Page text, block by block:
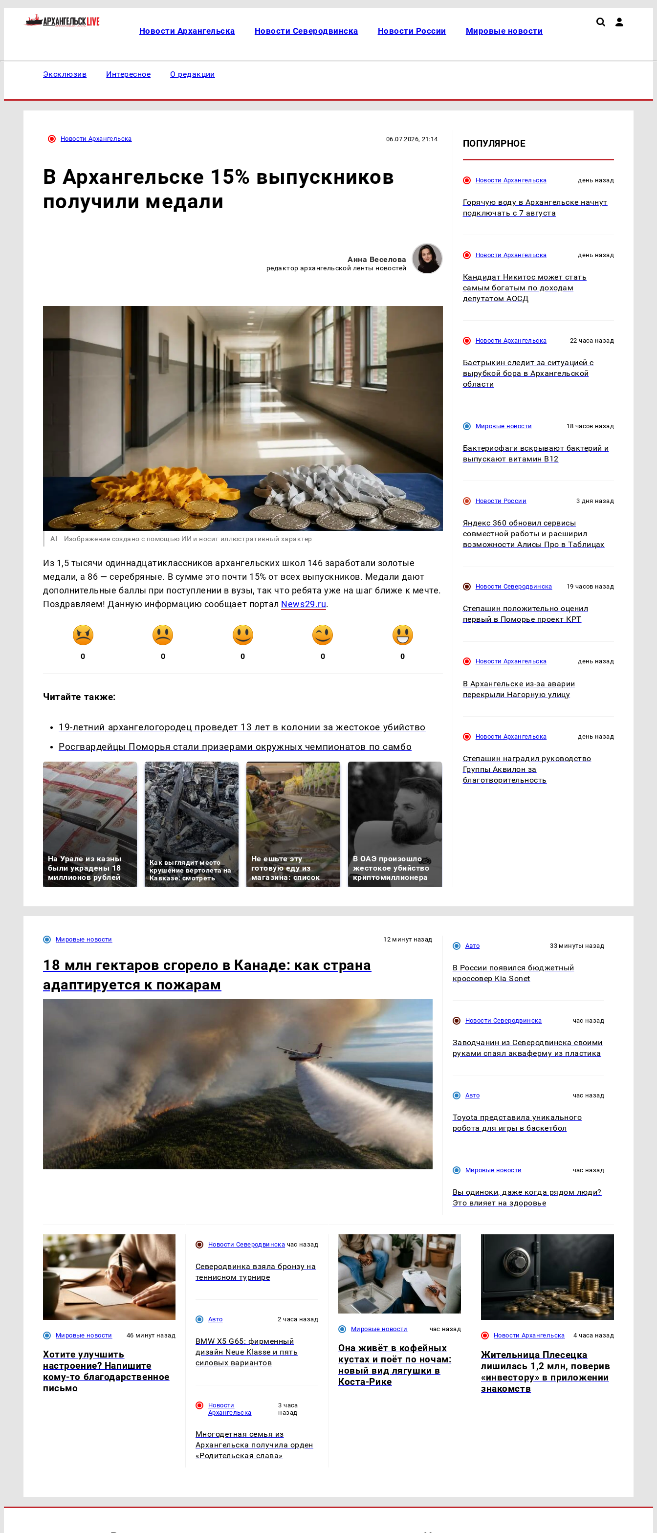
Новости Архангельска Новости Северодвинска Новости России Мировые новости
Эксклюзив Интересное О редакции
Новости Архангельска 06.07.2026, 21:14
В Архангельске 15% выпускников
получили медали
Анна Веселова
редактор архангельской ленты новостей
AI Изображение создано с помощью ИИ и носит иллюстративный характер
Из 1,5 тысячи одиннадцатиклассников архангельских школ 146 заработали золотые
медали, а 86 — серебряные. В сумме это почти 15% от всех выпускников. Медали дают
дополнительные баллы при поступлении в вузы, так что ребята уже на шаг ближе к мечте.
Поздравляем! Данную информацию сообщает портал News29.ru.
0 0 0 0 0
Читайте также:
19-летний архангелогородец проведет 13 лет в колонии за жестокое убийство
Росгвардейцы Поморья стали призерами окружных чемпионатов по самбо
На Урале из казны
были украдены 18
миллионов рублей
Как выглядит место
крушение вертолета на
Кавказе: смотреть
Не ешьте эту
готовую еду из
магазина: список
В ОАЭ произошло
жестокое убийство
криптомиллионера
ПОПУЛЯРНОЕ
Новости Архангельска день назад
Горячую воду в Архангельске начнут
подключать с 7 августа
Новости Архангельска день назад
Кандидат Никитос может стать
самым богатым по доходам
депутатом АОСД
Новости Архангельска 22 часа назад
Бастрыкин следит за ситуацией с
вырубкой бора в Архангельской
области
Мировые новости 18 часов назад
Бактериофаги вскрывают бактерий и
выпускают витамин B12
Новости России 3 дня назад
Яндекс 360 обновил сервисы
совместной работы и расширил
возможности Алисы Про в Таблицах
Новости Северодвинска 19 часов назад
Степашин положительно оценил
первый в Поморье проект КРТ
Новости Архангельска день назад
В Архангельске из-за аварии
перекрыли Нагорную улицу
Новости Архангельска день назад
Степашин наградил руководство
Группы Аквилон за
благотворительность
Мировые новости 12 минут назад
18 млн гектаров сгорело в Канаде: как страна
адаптируется к пожарам
Авто 33 минуты назад
В России появился бюджетный
кроссовер Kia Sonet
Новости Северодвинска час назад
Заводчанин из Северодвинска своими
руками спаял акваферму из пластика
Авто час назад
Toyota представила уникального
робота для игры в баскетбол
Мировые новости час назад
Вы одиноки, даже когда рядом люди?
Это влияет на здоровье
Мировые новости 46 минут назад
Хотите улучшить
настроение? Напишите
кому-то благодарственное
письмо
Новости Северодвинска час назад
Северодвинка взяла бронзу на
теннисном турнире
Авто 2 часа назад
BMW X5 G65: фирменный
дизайн Neue Klasse и пять
силовых вариантов
Новости
Архангельска
3 часа
назад
Многодетная семья из
Архангельска получила орден
«Родительская слава»
Мировые новости час назад
Она живёт в кофейных
кустах и поёт по ночам:
новый вид лягушки в
Коста-Рике
Новости Архангельска 4 часа назад
Жительница Плесецка
лишилась 1,2 млн, поверив
«инвестору» в приложении
знакомств